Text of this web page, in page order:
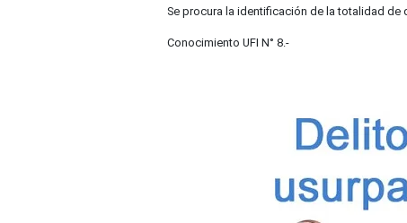
Se procura la identificación de la totalidad
Conocimiento UFI N° 8.-